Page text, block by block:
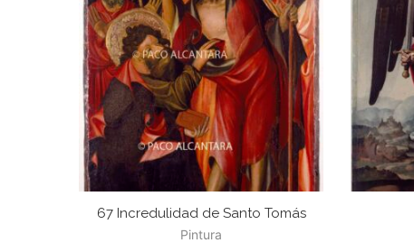
67 Incredulidad de Santo Tomás
Pintura